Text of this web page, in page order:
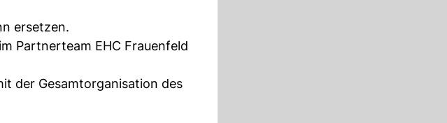
ersetzen.
Partnerteam EHC Frauenfeld
der Gesamtorganisation des